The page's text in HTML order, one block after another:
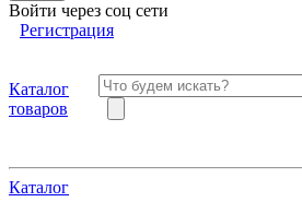
Войти через соц сети
Регистрация
Каталог
товаров
Каталог